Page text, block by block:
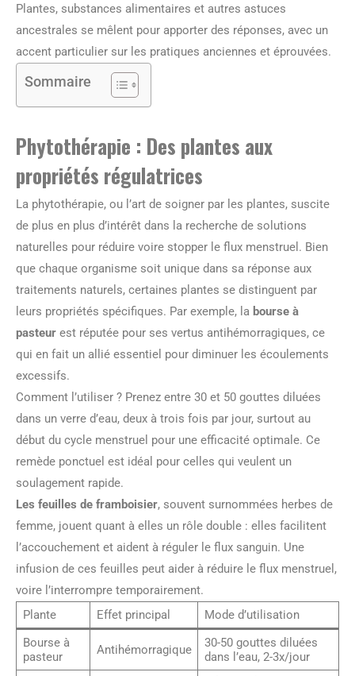
Plantes, substances alimentaires et autres astuces
ancestrales se mêlent pour apporter des réponses, avec un
accent particulier sur les pratiques anciennes et éprouvées.
Sommaire
Phytothérapie : Des plantes aux
propriétés régulatrices
La phytothérapie, ou l’art de soigner par les plantes, suscite
de plus en plus d’intérêt dans la recherche de solutions
naturelles pour réduire voire stopper le flux menstruel. Bien
que chaque organisme soit unique dans sa réponse aux
traitements naturels, certaines plantes se distinguent par
leurs propriétés spécifiques. Par exemple, la bourse à
pasteur est réputée pour ses vertus antihémorragiques, ce
qui en fait un allié essentiel pour diminuer les écoulements
excessifs.
Comment l’utiliser ? Prenez entre 30 et 50 gouttes diluées
dans un verre d’eau, deux à trois fois par jour, surtout au
début du cycle menstruel pour une efficacité optimale. Ce
remède ponctuel est idéal pour celles qui veulent un
soulagement rapide.
Les feuilles de framboisier, souvent surnommées herbes de
femme, jouent quant à elles un rôle double : elles facilitent
l’accouchement et aident à réguler le flux sanguin. Une
infusion de ces feuilles peut aider à réduire le flux menstruel,
voire l’interrompre temporairement.
Plante
Effet principal
Mode d’utilisation
Bourse à
pasteur
Antihémorragique
30-50 gouttes diluées
dans l’eau, 2-3x/jour